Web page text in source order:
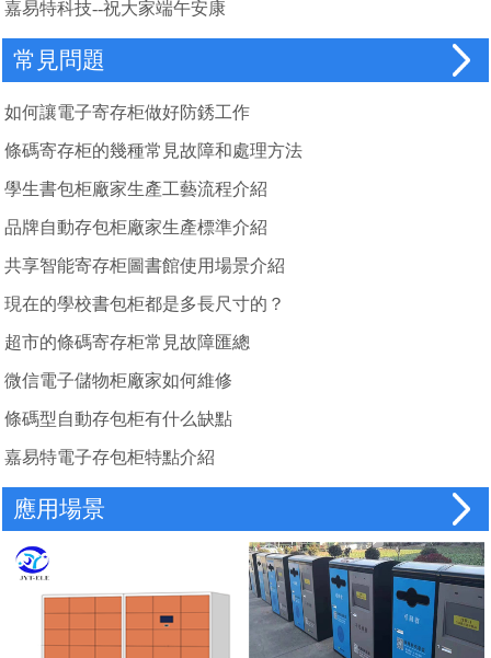
嘉易特科技--祝大家端午安康
常見問題
如何讓電子寄存柜做好防銹工作
條碼寄存柜的幾種常見故障和處理方法
學生書包柜廠家生產工藝流程介紹
品牌自動存包柜廠家生產標準介紹
共享智能寄存柜圖書館使用場景介紹
現在的學校書包柜都是多長尺寸的？
超市的條碼寄存柜常見故障匯總
微信電子儲物柜廠家如何維修
條碼型自動存包柜有什么缺點
嘉易特電子存包柜特點介紹
應用場景